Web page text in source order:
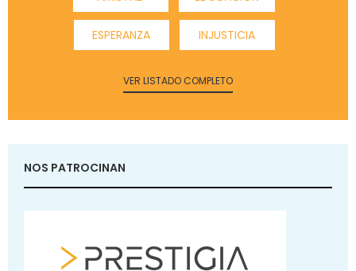
ESPERANZA INJUSTICIA
VER LISTADO COMPLETO
NOS PATROCINAN